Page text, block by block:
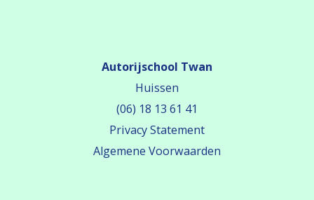
Autorijschool Twan
Huissen
(06) 18 13 61 41
Privacy Statement
Algemene Voorwaarden